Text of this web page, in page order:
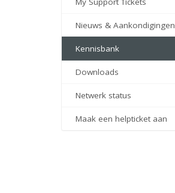
Nieuws & Aankondigingen
Kennisbank
Downloads
Netwerk status
Maak een helpticket aan